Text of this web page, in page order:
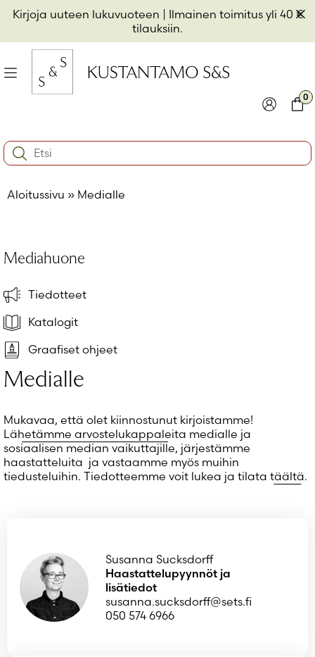
Kirjoja uuteen lukuvuoteen | Ilmainen toimitus yli 40 €
tilauksiin.
Hyppää
sisältöön
Valikko
Muista minut
Salasana unohtunut?
Eikö sinulla ole tiliä?
Luo uusi tili
0
Search:
Aloitussivu » Medialle
Mediahuone
Tiedotteet
Katalogit
Graafiset ohjeet
Medialle
Mukavaa, että olet kiinnostunut kirjoistamme!
Lähetämme arvostelukappaleita medialle ja
sosiaalisen median vaikuttajille, järjestämme
haastatteluita ja vastaamme myös muihin
tiedusteluihin. Tiedotteemme voit lukea ja tilata täältä.
Susanna Sucksdorff
Haastattelupyynnöt ja
lisätiedot
susanna.sucksdorff@sets.fi
050 574 6966